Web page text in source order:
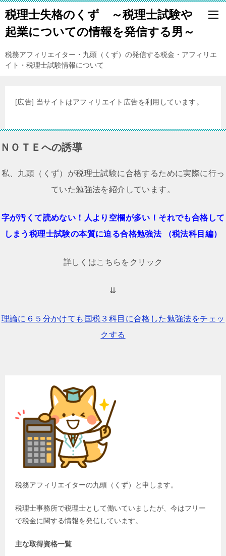
税理士失格のくず ～税理士試験や
起業についての情報を発信する男～
税務アフィリエイター・九頭（くず）の発信する税金・アフィリエ
イト・税理士試験情報について
[広告] 当サイトはアフィリエイト広告を利用しています。
ＮＯＴＥへの誘導
私、九頭（くず）が税理士試験に合格するために実際に行っ
ていた勉強法を紹介しています。
字が汚くて読めない！人より空欄が多い！それでも合格して
しまう税理士試験の本質に迫る合格勉強法 （税法科目編）
詳しくはこちらをクリック
⇊
理論に６５分かけても国税３科目に合格した勉強法をチェッ
クする
税務アフィリエイターの九頭（くず）と申します。
税理士事務所で税理士として働いていましたが、今はフリー
で税金に関する情報を発信しています。
主な取得資格一覧